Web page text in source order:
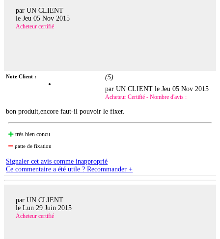
par UN CLIENT
le Jeu 05 Nov 2015
Acheteur certifié
Note Client : (5)
par UN CLIENT leJeu 05 Nov 2015
Acheteur Certifié - Nombre d'avis :
bon produit,encore faut-il pouvoir le fixer.
très bien concu
patte de fixation
Signaler cet avis comme inapproprié
Ce commentaire a été utile ? Recommander +
par UN CLIENT
le Lun 29 Juin 2015
Acheteur certifié